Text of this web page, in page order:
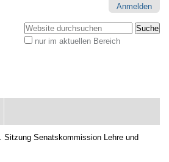
Anmelden
Website durchsuchen
nur im aktuellen Bereich
Sitzung Senatskommission Lehre und